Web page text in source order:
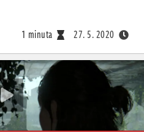
1 minuta 27. 5. 2020